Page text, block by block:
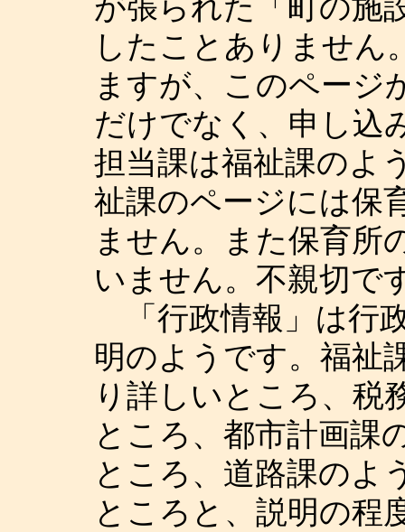
が張られた「町の施
したことありません
ますが、このページ
だけでなく、申し込
担当課は福祉課のよ
祉課のページには保
ません。また保育所
いません。不親切で
「行政情報」は行
明のようです。福祉
り詳しいところ、税
ところ、都市計画課
ところ、道路課のよ
ところと、説明の程